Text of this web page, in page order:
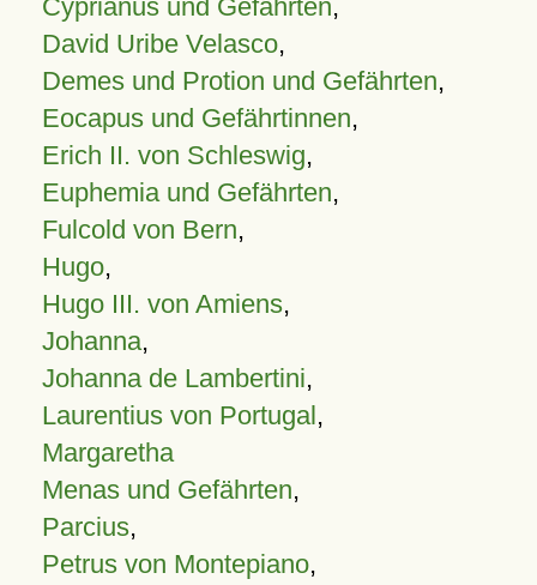
Cyprianus und Gefährten,
David Uribe Velasco,
Demes und Protion und Gefährten,
Eocapus und Gefährtinnen,
Erich II. von Schleswig,
Euphemia und Gefährten,
Fulcold von Bern,
Hugo,
Hugo III. von Amiens,
Johanna,
Johanna de Lambertini,
Laurentius von Portugal,
Margaretha
Menas und Gefährten,
Parcius,
Petrus von Montepiano,